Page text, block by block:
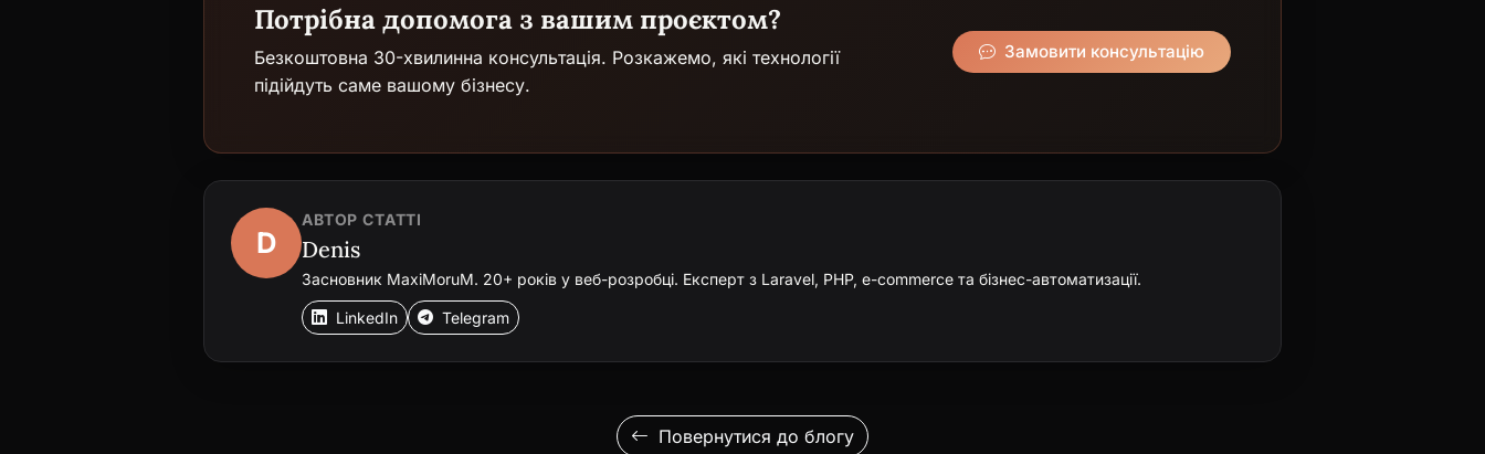
Потрібна допомога з вашим проєктом?
Безкоштовна 30-хвилинна консультація. Розкажемо, які технології
підійдуть саме вашому бізнесу.
Замовити консультацію
D
АВТОР СТАТТІ
Denis
Засновник MaxiMoruM. 20+ років у веб-розробці. Експерт з Laravel, PHP, e-commerce та бізнес-автоматизації.
LinkedIn Telegram
Повернутися до блогу